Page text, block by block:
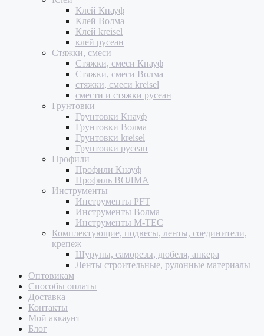
Клей Кнауф
Клей Волма
Клей kreisel
клей русеан
Стяжки, смеси
Стяжки, смеси Кнауф
Стяжки, смеси Волма
стяжки, смеси kreisel
смести и стяжки русеан
Грунтовки
Грунтовки Кнауф
Грунтовки Волма
Грунтовки kreisel
Грунтовки русеан
Профили
Профили Кнауф
Профиль ВОЛМА
Инструменты
Инструменты PFT
Инструменты Волма
Инструменты M-TEC
Комплектующие, подвесы, ленты, соединители,
крепеж
Шурупы, саморезы, дюбеля, анкера
Ленты строительные, рулонные материалы
Оптовикам
Способы оплаты
Доставка
Контакты
Мой аккаунт
Блог